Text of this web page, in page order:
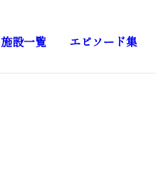
施設一覧 エピソード集